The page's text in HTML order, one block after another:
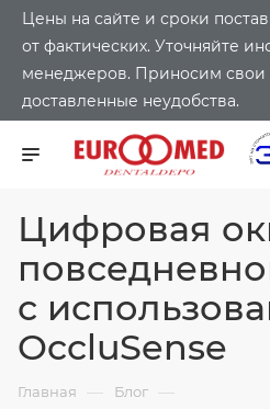
Цены на сайте и сроки
от фактических. Уточняйте
менеджеров. Приносим свои
доставленные неудобства.
Цифровая
с
OccluSense
Главная — Блог —